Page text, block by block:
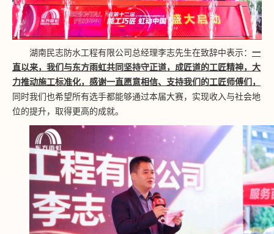
湖南民志防水工程有限公司总经理李志先生在致辞中表示： 一
直以来，我们与东方雨虹共同坚持守正道，成匠道的工匠精神，大
力推动施工标准化，感谢一直愿意相信、支持我们的工匠师傅们，
同时我们也希望所有选手都能够通过本届大赛，实现收入与社会地
位的提升，取得更高的成就。